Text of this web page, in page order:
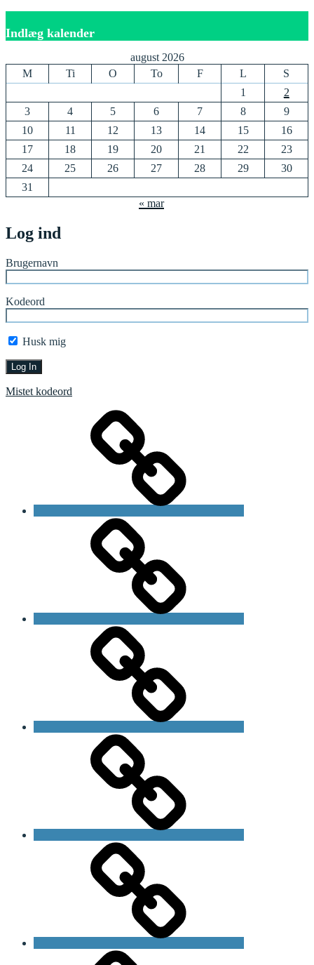
Indlæg kalender
august 2026
M
Ti O To F L
S
1
2
3
4 5 6 7 8
9
10
11 12 13 14 15
16
17
18 19 20 21 22
23
24
25 26 27 28 29
30
31
« mar
Log ind
Brugernavn
Kodeord
Husk mig
Mistet kodeord
Generalforsamling